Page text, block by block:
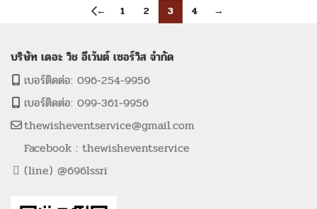
← 1 2 3 4 →
บริษัท เดอะ วิช อีเว้นต์ เซอร์วิส จำกัด
เบอร์ติดต่อ: 096-254-9956
เบอร์ติดต่อ: 099-361-9956
thewisheventservice@gmail.com
Facebook : thewisheventservice
(line) @696lssri